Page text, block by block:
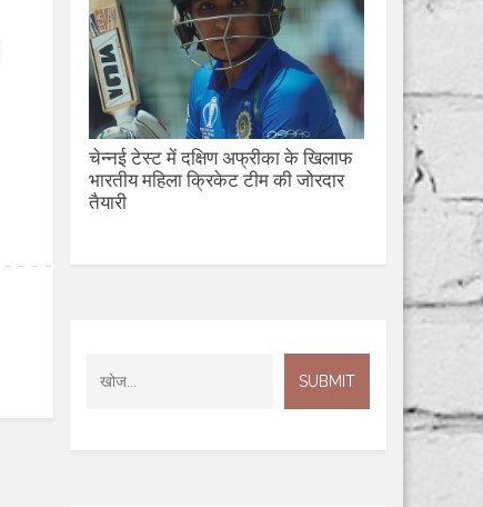
चेन्नई टेस्ट में दक्षिण अफ्रीका के खिलाफ
भारतीय महिला क्रिकेट टीम की जोरदार
तैयारी